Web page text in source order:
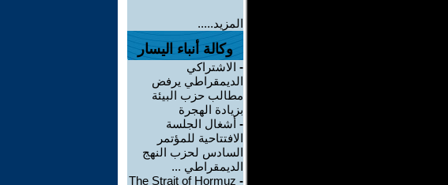
المزيد.....
وكالة أنباء اليسار
- الاشتراكي
الديمقراطي يرفض
مطالب حزب البيئة
بزيادة الهجرة
- أشغال الجلسة
الافتتاحية للمؤتمر
السادس لحزب النهج
الديمقراطي ...
-
The Strait of Hormuz